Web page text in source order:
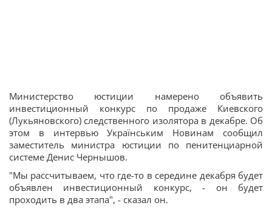
Министерство юстиции намерено объявить
инвестиционный конкурс по продаже Киевского
(Лукьяновского) следственного изолятора в декабре. Об
этом в интервью Українським Новинам сообщил
заместитель министра юстиции по пенитенциарной
системе Денис Чернышов.
"Мы рассчитываем, что где-то в середине декабря будет
объявлен инвестиционный конкурс, - он будет
проходить в два этапа", - сказал он.